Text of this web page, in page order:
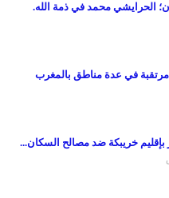
الحرايشي محمد في ذمة الله.
في عدة مناطق بالمغرب
خريبكة ضد مصالح السكان...